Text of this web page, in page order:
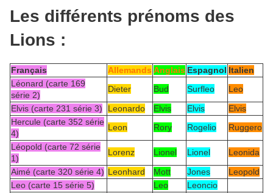
Les différents prénoms des
Lions :
Français Allemands Anglais Espagnol Italien
Léonard (carte 169
série 2)
Dieter Bud Surfleo
Leo
Elvis (carte 231 série 3)
Leonardo Elvis Elvis
Elvis
Hercule (carte 352 série
4)
Leon Rory Rogelio
Ruggero
Léopold (carte 72 série
1)
Lorenz Lionel Lionel
Leonida
Aimé (carte 320 série 4) Leonhard Mott Jones
Leopold
Leo (carte 15 série 5)
Leo
Leoncio